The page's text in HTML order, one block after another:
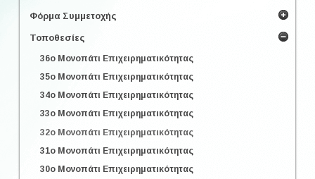
Φόρμα Συμμετοχής
Τοποθεσίες
36o Μονοπάτι Επιχειρηματικότητας
35o Μονοπάτι Επιχειρηματικότητας
34o Μονοπάτι Επιχειρηματικότητας
33o Μονοπάτι Επιχειρηματικότητας
32o Μονοπάτι Επιχειρηματικότητας
31o Μονοπάτι Επιχειρηματικότητας
30o Μονοπάτι Επιχειρηματικότητας